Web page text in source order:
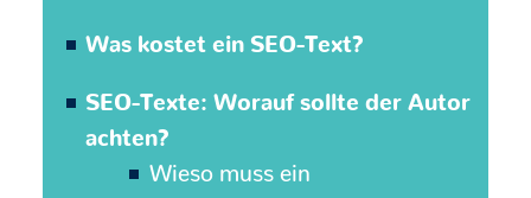
Was kostet ein SEO-Text?
SEO-Texte: Worauf sollte der Autor
achten?
Wieso muss ein